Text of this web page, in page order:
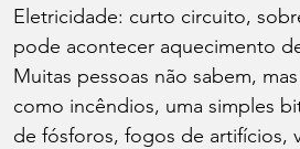
Eletricidade: curto circuito,
pode acontecer aquecimento
Muitas pessoas não sabem,
como incêndios, uma simples
de fósforos, fogos de artifícios,